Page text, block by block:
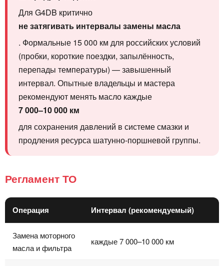
Для G4DB критично
не затягивать интервалы замены масла
. Формальные 15 000 км для российских условий
(пробки, короткие поездки, запылённость,
перепады температуры) — завышенный
интервал. Опытные владельцы и мастера
рекомендуют менять масло каждые
7 000–10 000 км
для сохранения давлений в системе смазки и
продления ресурса шатунно‑поршневой группы.
Регламент ТО
Операция Интервал (рекомендуемый)
Замена моторного
масла и фильтра
каждые 7 000–10 000 км